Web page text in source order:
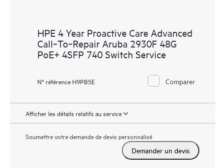
HPE 4 Year Proactive Care Advanced
Call‑To‑Repair Aruba 2930F 48G
PoE+ 4SFP 740 Switch Service
N° référence H9PB5E Comparer
Afficher les détails relatifs au service
Soumettre votre demande de devis personnalisé
Demander un devis